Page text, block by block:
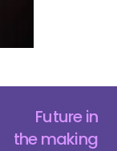
Future in
the making